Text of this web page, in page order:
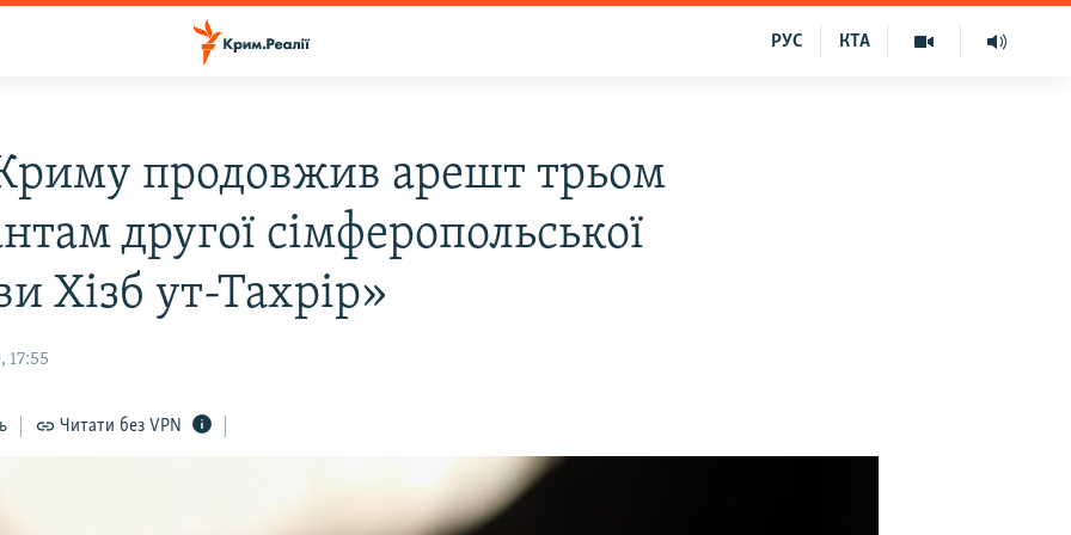
КТА
РУС
продовжив арешт трьом
другої сімферопольської
Хізб ут-Тахрір»
17:55
Читати без VPN